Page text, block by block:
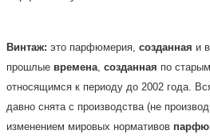
Винтаж: это парфюмерия, созданная и
прошлые времена созданная по
относящимся к периоду до 2002 года.
давно снята с производства (не
изменением мировых нормативов